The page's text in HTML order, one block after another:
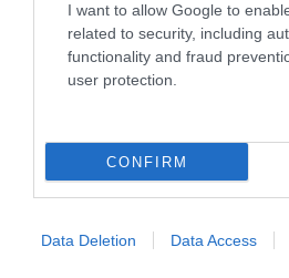
I want to allow Google to
related to security, including
functionality and fraud
user protection.
CONFIRM
Data Deletion Data Access